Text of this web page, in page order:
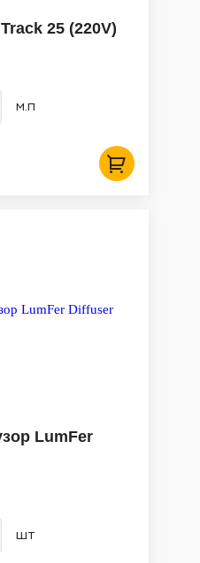
25 (220V)
м.п
LumFer
шт